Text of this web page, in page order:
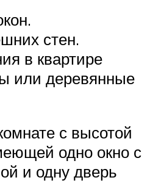
стен.
в квартире
или деревянные
с высотой
одно окно с
и одну дверь